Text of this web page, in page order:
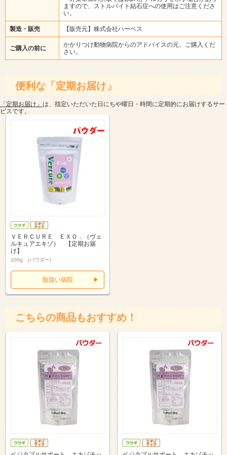
ますので、ストルバイト結石症への使用はご注意くださ
い。
製造・販売 【販売元】株式会社ハーベス
ご購入の前に
かかりつけ動物病院からのアドバイスの元、ご購入くだ
さい。
便利な「定期お届け」
「定期お届け」 は、指定いただいた日にちや曜日・時間に定期的にお届けするサー
ビスです。
ＶＥＲＣＵＲＥ ＥＸＯ．（ヴェ
ルキュアエキゾ） 【定期お届
け】
100g (パウダー)
取扱い病院
こちらの商品もおすすめ！